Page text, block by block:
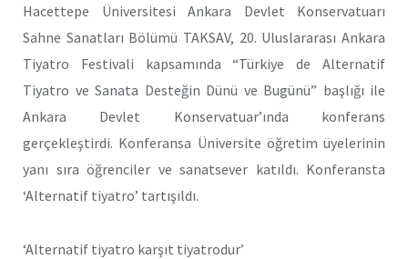
Hacettepe Üniversitesi Ankara Devlet Konservatuarı
Sahne Sanatları Bölümü TAKSAV, 20. Uluslararası Ankara
Tiyatro Festivali kapsamında “Türkiye de Alternatif
Tiyatro ve Sanata Desteğin Dünü ve Bugünü” başlığı ile
Ankara Devlet Konservatuar’ında konferans
gerçekleştirdi. Konferansa Üniversite öğretim üyelerinin
yanı sıra öğrenciler ve sanatsever katıldı. Konferansta
‘Alternatif tiyatro’ tartışıldı.
‘Alternatif tiyatro karşıt tiyatrodur’